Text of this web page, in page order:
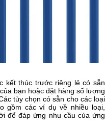
kết thúc trước riêng lẻ có sẵn
bạn hoặc đặt hàng số lượng
tùy chọn có sẵn cho các loại
gồm các ví dụ về nhiều loại,
để đáp ứng nhu cầu của ứng